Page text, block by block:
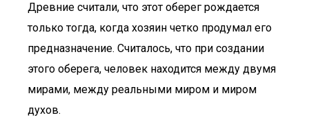
Древние считали, что этот оберег рождается
только тогда, когда хозяин четко продумал его
предназначение. Считалось, что при создании
этого оберега, человек находится между двумя
мирами, между реальными миром и миром
духов.